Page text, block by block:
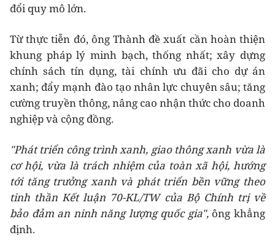
đổi quy mô lớn.
Từ thực tiễn đó, ông Thành đề xuất cần hoàn thiện
khung pháp lý minh bạch, thống nhất; xây dựng
chính sách tín dụng, tài chính ưu đãi cho dự án
xanh; đẩy mạnh đào tạo nhân lực chuyên sâu; tăng
cường truyền thông, nâng cao nhận thức cho doanh
nghiệp và cộng đồng.
"Phát triển công trình xanh, giao thông xanh vừa là
cơ hội, vừa là trách nhiệm của toàn xã hội, hướng
tới tăng trưởng xanh và phát triển bền vững theo
tinh thần Kết luận 70-KL/TW của Bộ Chính trị về
bảo đảm an ninh năng lượng quốc gia", ông khẳng
định.